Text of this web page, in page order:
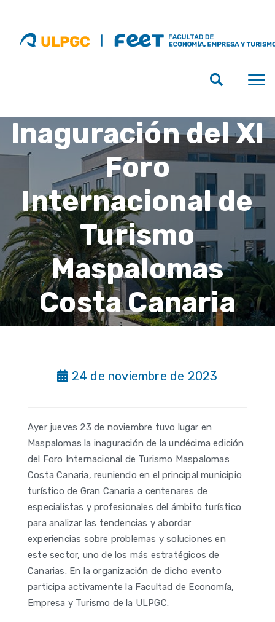
Inaguración del XI
Foro
Internacional de
Turismo
Maspalomas
Costa Canaria
24 de noviembre de 2023
Ayer jueves 23 de noviembre tuvo lugar en
Maspalomas la inaguración de la undécima edición
del Foro Internacional de Turismo Maspalomas
Costa Canaria, reuniendo en el principal municipio
turístico de Gran Canaria a centenares de
especialistas y profesionales del ámbito turístico
para analizar las tendencias y abordar
experiencias sobre problemas y soluciones en
este sector, uno de los más estratégicos de
Canarias. En la organización de dicho evento
participa activamente la Facultad de Economía,
Empresa y Turismo de la ULPGC.